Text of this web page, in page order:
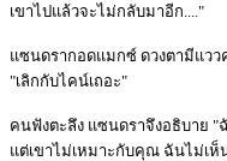
เขาไปแล้วจะไม่กลับมาอีก...."
แซนดรากอดแมกซ์ ดวงตามีแว
"เลิกกับไคน์เถอะ"
คนฟังตะลึง แซนดราจึงอธิบาย
แต่เขาไม่เหมาะกับคุณ ฉันไม่เ